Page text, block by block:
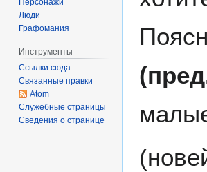
(
Люди
Графомания
Инструменты
Ссылки сюда
Связанные правки
Atom
Служебные страницы
Сведения о странице